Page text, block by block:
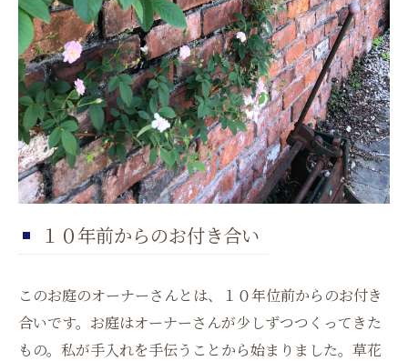
１０年前からのお付き合い
このお庭のオーナーさんとは、１０年位前からのお付き
合いです。お庭はオーナーさんが少しずつつくってきた
もの。私が手入れを手伝うことから始まりました。草花